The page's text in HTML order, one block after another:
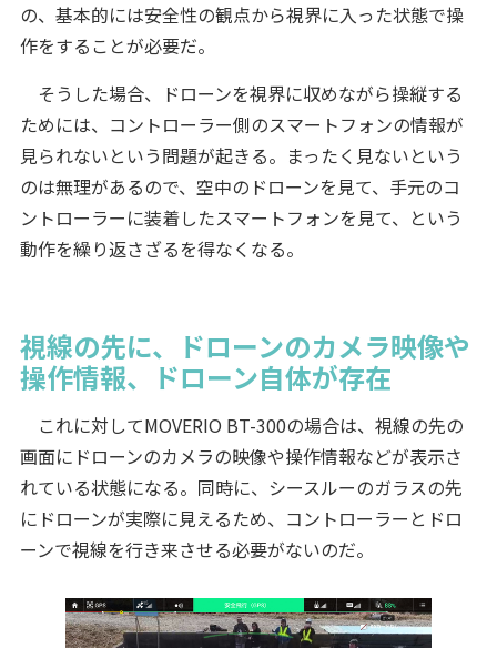
の、基本的には安全性の観点から視界に入った状態で操
作をすることが必要だ。
そうした場合、ドローンを視界に収めながら操縦する
ためには、コントローラー側のスマートフォンの情報が
見られないという問題が起きる。まったく見ないという
のは無理があるので、空中のドローンを見て、手元のコ
ントローラーに装着したスマートフォンを見て、という
動作を繰り返さざるを得なくなる。
視線の先に、ドローンのカメラ映像や
操作情報、ドローン自体が存在
これに対してMOVERIO BT-300の場合は、視線の先の
画面にドローンのカメラの映像や操作情報などが表示さ
れている状態になる。同時に、シースルーのガラスの先
にドローンが実際に見えるため、コントローラーとドロ
ーンで視線を行き来させる必要がないのだ。